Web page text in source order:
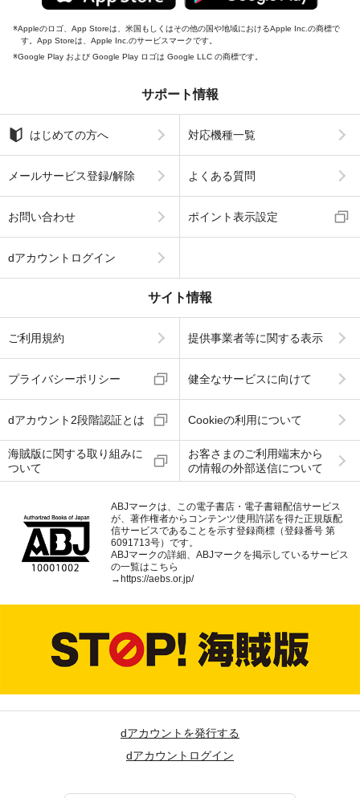
Appleのロゴ、App Storeは、米国もしくはその他の国や地域におけるApple Inc.の商標で
す。App Storeは、Apple Inc.のサービスマークです。
Google Play および Google Play ロゴは Google LLC の商標です。
サポート情報
はじめての方へ 対応機種一覧
メールサービス登録/解除 よくある質問
お問い合わせ ポイント表示設定
dアカウントログイン
サイト情報
ご利用規約 提供事業者等に関する表示
プライバシーポリシー 健全なサービスに向けて
dアカウント2段階認証とは Cookieの利用について
海賊版に関する取り組みに
ついて
お客さまのご利用端末から
の情報の外部送信について
ABJマークは、この電子書店・電子書籍配信サービス
が、著作権者からコンテンツ使用許諾を得た正規版配
信サービスであることを示す登録商標（登録番号 第
6091713号）です。
ABJマークの詳細、ABJマークを掲示しているサービス
の一覧はこちら
→ https://aebs.or.jp/
dアカウントを発行する
dアカウントログイン